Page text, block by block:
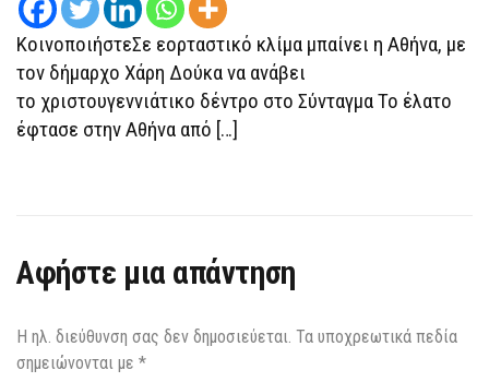
ΤΟΥ
ΔΈΝΤΡΟΥ
ΣΤΟ
ΣΎΝΤΑΓΜΑ
ΚοινοποιήστεΣε εορταστικό κλίμα μπαίνει η Αθήνα, με
τον δήμαρχο Χάρη Δούκα να ανάβει
το χριστουγεννιάτικο δέντρο στο Σύνταγμα Το έλατο
έφτασε στην Αθήνα από […]
Αφήστε μια απάντηση
Η ηλ. διεύθυνση σας δεν δημοσιεύεται. Τα υποχρεωτικά πεδία
σημειώνονται με *